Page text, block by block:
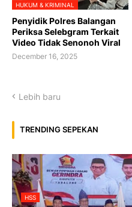
HUKUM & KRIMINAL
Penyidik Polres Balangan
Periksa Selebgram Terkait
Video Tidak Senonoh Viral
December 16, 2025
Lebih baru
TRENDING SEPEKAN
HSS